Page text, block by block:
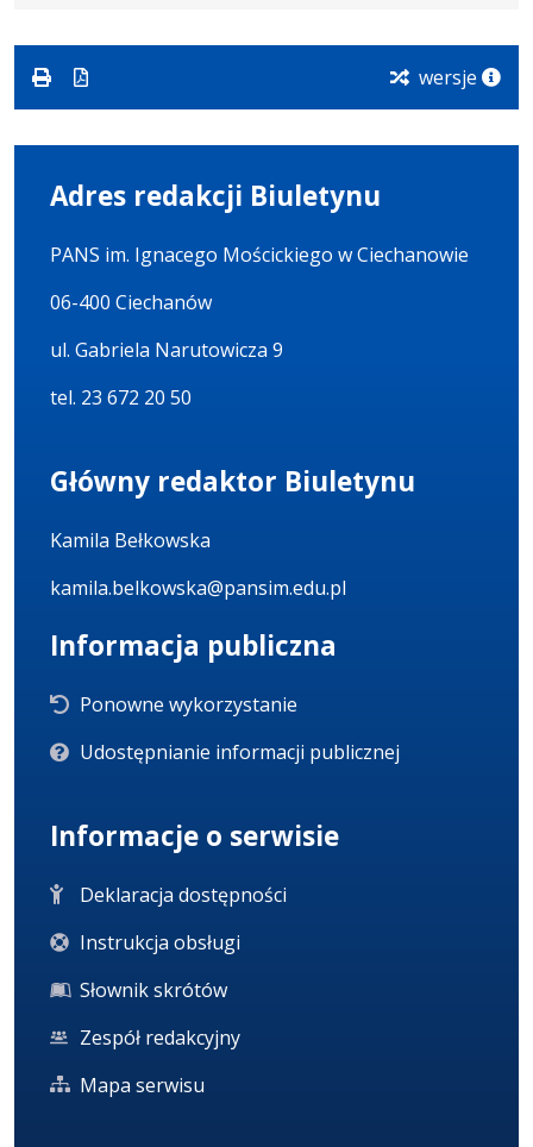
wersje
Adres redakcji Biuletynu
PANS im. Ignacego Mościckiego w Ciechanowie
06-400 Ciechanów
ul. Gabriela Narutowicza 9
tel. 23 672 20 50
Główny redaktor Biuletynu
Kamila Bełkowska
kamila.belkowska@pansim.edu.pl
Informacja publiczna
Ponowne wykorzystanie
Udostępnianie informacji publicznej
Informacje o serwisie
Deklaracja dostępności
Instrukcja obsługi
Słownik skrótów
Zespół redakcyjny
Mapa serwisu